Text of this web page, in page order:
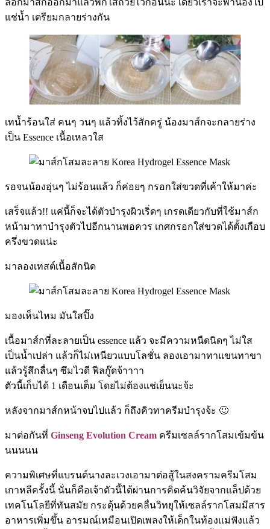
ลอกมาส์กออกมาแล้วพักใส่ถ้วยไว้ก่อนนะ เดี๋ยวเราจะพาน้องไป
แช่น้ำ เตรียมกลายร่างกัน
เทน้ำร้อนใส่ คนๆ วนๆ แล้วทิ้งไว้สักครู่ น้องมาส์กจะกลายร่าง
เป็น Essence เนื้อเหลวใส
รอจนน้องอุ่นๆ ไม่ร้อนแล้ว ก็ค่อยๆ กรอกใส่ขวดที่เค้าให้มาค่ะ
เสร็จแล้ว!! แค่นี้ก็จะได้ตัวบำรุงผิวเริ่ดๆ เกรดเดียวกับที่ใช้มาส์ก
หน้ามาทาบำรุงตัวไปอีกนานพอควร เกศกรอกใส่ขวดได้ตั้งเกือบ
ครึ่งขวดแน่ะ
มาลองเทสต์เนื้อสักนิด
มองเห็นไหม มันใสปิ๊ง
เนื้อมาส์กที่ละลายเป็น essence แล้ว จะมีความหนืดนิดๆ ไม่ใส
เป็นน้ำเปล่า แล้วก็ไม่เหนียวแบบโลชั่น ลองเอามาทาแขนทาขา
แล้วรู้สึกลื่นๆ ซึมไวดี ฟีลกู๊ดจ้าาาา
ตัวนี้เก็บได้ 1 เดือนเต็ม โดยไม่ต้องแช่เย็นนะจ้ะ
หลังจากมาส์กหน้าจบไปแล้ว ก็ถึงคิวทาครีมบำรุงจ้ะ 🙂
มาต่อกันที่ Ginseng Evolution Cream ครีมเซลล์รากโสมเข้มข้น
นนนนน
ความพิเศษที่แบรนด์นางละเวงเอามาต่อสู้ในสงครามครีมโสม
เกาหลีครั้งนี้ นั่นก็คือเจ้าตัวนี้ได้ผ่านการคิดค้นวิจัยจากแล็ปด้วย
เทคโนโลยีที่ทันสมัย กระตุ้นด้วยคลื่นวิทยุให้เซลล์รากโสมมีสาร
อาหารเพิ่มขึ้น อารมณ์เหมือนเปิดเพลงให้เด็กในท้องแม่ฟังแล้ว